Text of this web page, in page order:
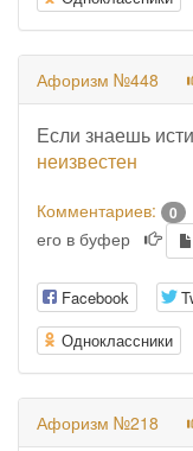
Афоризм №448
Если знаешь
неизвестен
Комментариев: 0
его в буфер
Facebook
Одноклассники
Афоризм №218